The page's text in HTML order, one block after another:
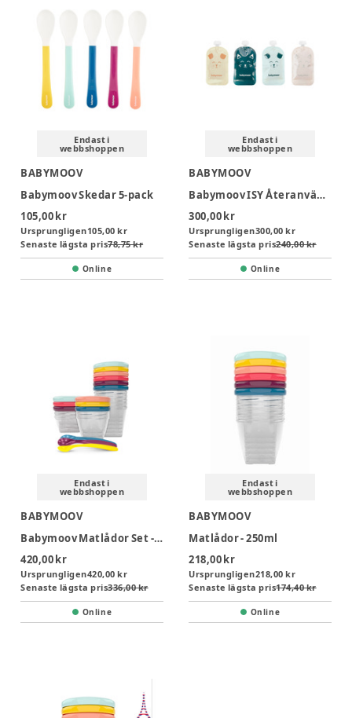
Endast i
webbshoppen
BABYMOOV
Babymoov Skedar 5-pack
105,00 kr
Ursprungligen105,00 kr
Senaste lägsta pris78,75 kr
Online
Endast i
webbshoppen
BABYMOOV
Babymoov ISY Återanvändbar Klämmis 20-pack
300,00 kr
Ursprungligen300,00 kr
Senaste lägsta pris240,00 kr
Online
Endast i
webbshoppen
BABYMOOV
Babymoov Matlådor Set - Multi
420,00 kr
Ursprungligen420,00 kr
Senaste lägsta pris336,00 kr
Online
Endast i
webbshoppen
BABYMOOV
Matlådor - 250ml
218,00 kr
Ursprungligen218,00 kr
Senaste lägsta pris174,40 kr
Online